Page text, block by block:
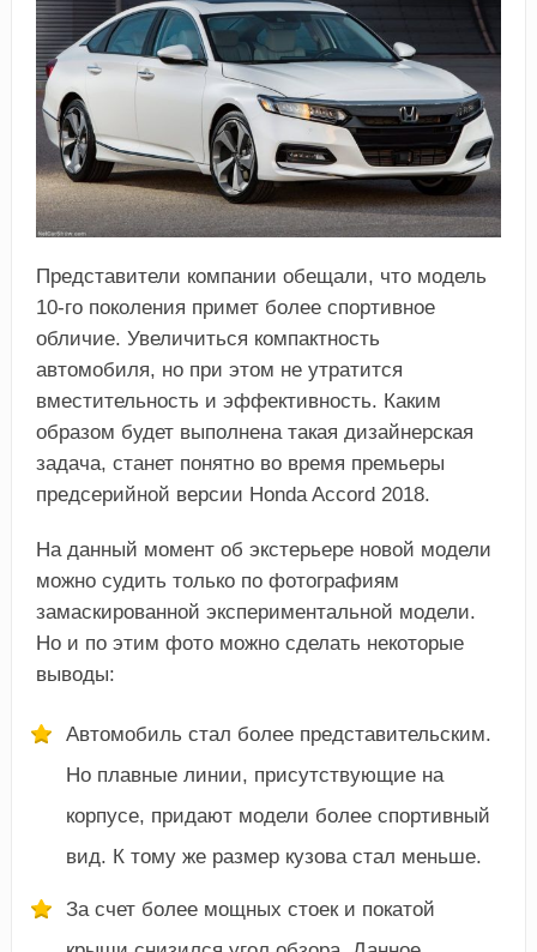
Представители компании обещали, что модель
10-го поколения примет более спортивное
обличие. Увеличиться компактность
автомобиля, но при этом не утратится
вместительность и эффективность. Каким
образом будет выполнена такая дизайнерская
задача, станет понятно во время премьеры
предсерийной версии Honda Accord 2018.
На данный момент об экстерьере новой модели
можно судить только по фотографиям
замаскированной экспериментальной модели.
Но и по этим фото можно сделать некоторые
выводы:
Автомобиль стал более представительским.
Но плавные линии, присутствующие на
корпусе, придают модели более спортивный
вид. К тому же размер кузова стал меньше.
За счет более мощных стоек и покатой